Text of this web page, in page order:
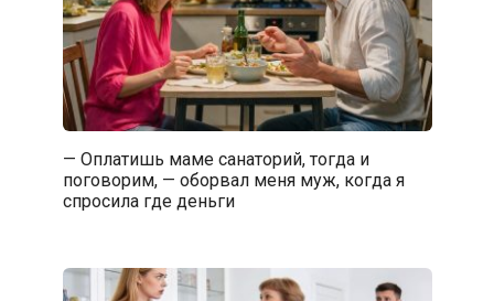
— Оплатишь маме санаторий, тогда и
поговорим, — оборвал меня муж, когда я
спросила где деньги